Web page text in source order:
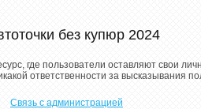
без купюр 2024
где пользователи оставляют свои
ответственности за высказывания
Связь с администрацией